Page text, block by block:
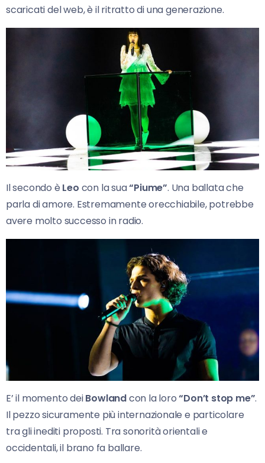
scaricati del web, è il ritratto di una generazione.
Il secondo è Leo con la sua“Piume”. Una ballata che
parla di amore. Estremamente orecchiabile, potrebbe
avere molto successo in radio.
E’ il momento deiBowlandcon la loro“Don’t stop me”.
Il pezzo sicuramente più internazionale e particolare
tra gli inediti proposti. Tra sonorità orientali e
occidentali, il brano fa ballare.